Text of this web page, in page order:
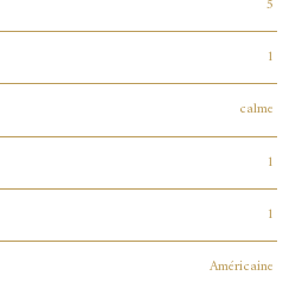
5
1
calme
1
1
Américaine